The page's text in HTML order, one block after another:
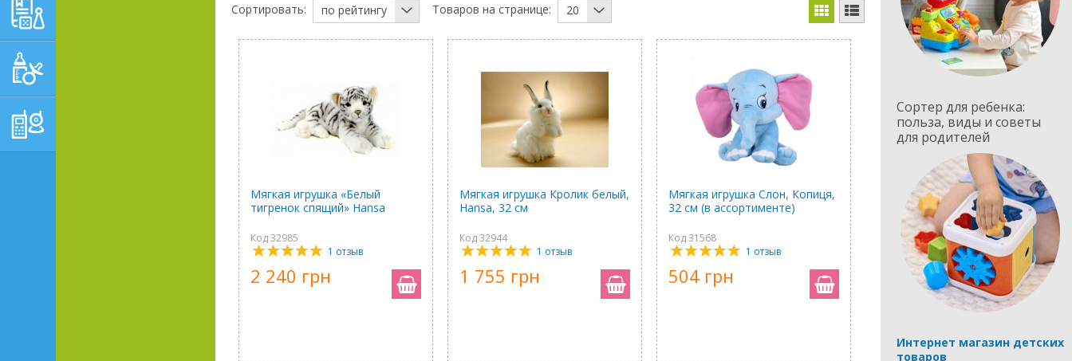
Сортировать: по рейтингу Товаров на странице: 20
Мягкая игрушка «Белый
тигренок спящий» Hansa
Код 32985
1 отзыв
2 240 грн
Мягкая игрушка Кролик белый,
Hansa, 32 см
Код 32944
1 отзыв
1 755 грн
Мягкая игрушка Слон, Копиця,
32 см (в ассортименте)
Код 31568
1 отзыв
504 грн
Сортер для ребенка:
польза, виды и советы
для родителей
Интернет магазин детских
товаров